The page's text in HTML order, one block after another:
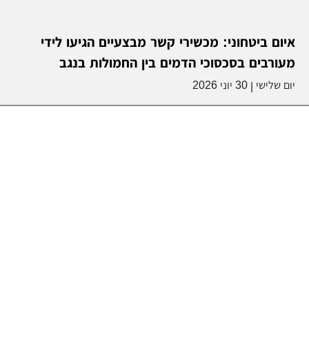
איום ביטחוני: מכשירי קשר מבצעיים הגיעו לידי
מעורבים בסכסוכי הדמים בין החמולות בנגב
יום שלישי 30 יוני 2026